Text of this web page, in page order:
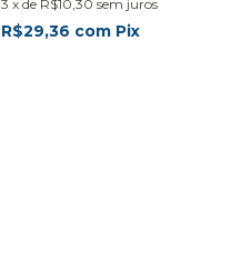
3 x de R$10,30 sem juros
R$29,36 com Pix